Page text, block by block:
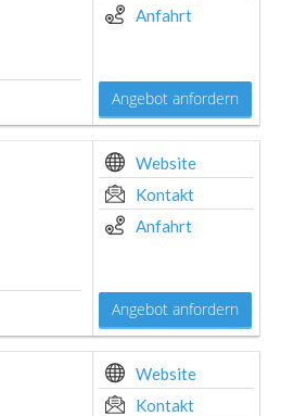
Anfahrt
Angebot anfordern
Website
Kontakt
Anfahrt
Angebot anfordern
Website
Kontakt